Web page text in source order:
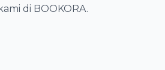
di BOOKORA.